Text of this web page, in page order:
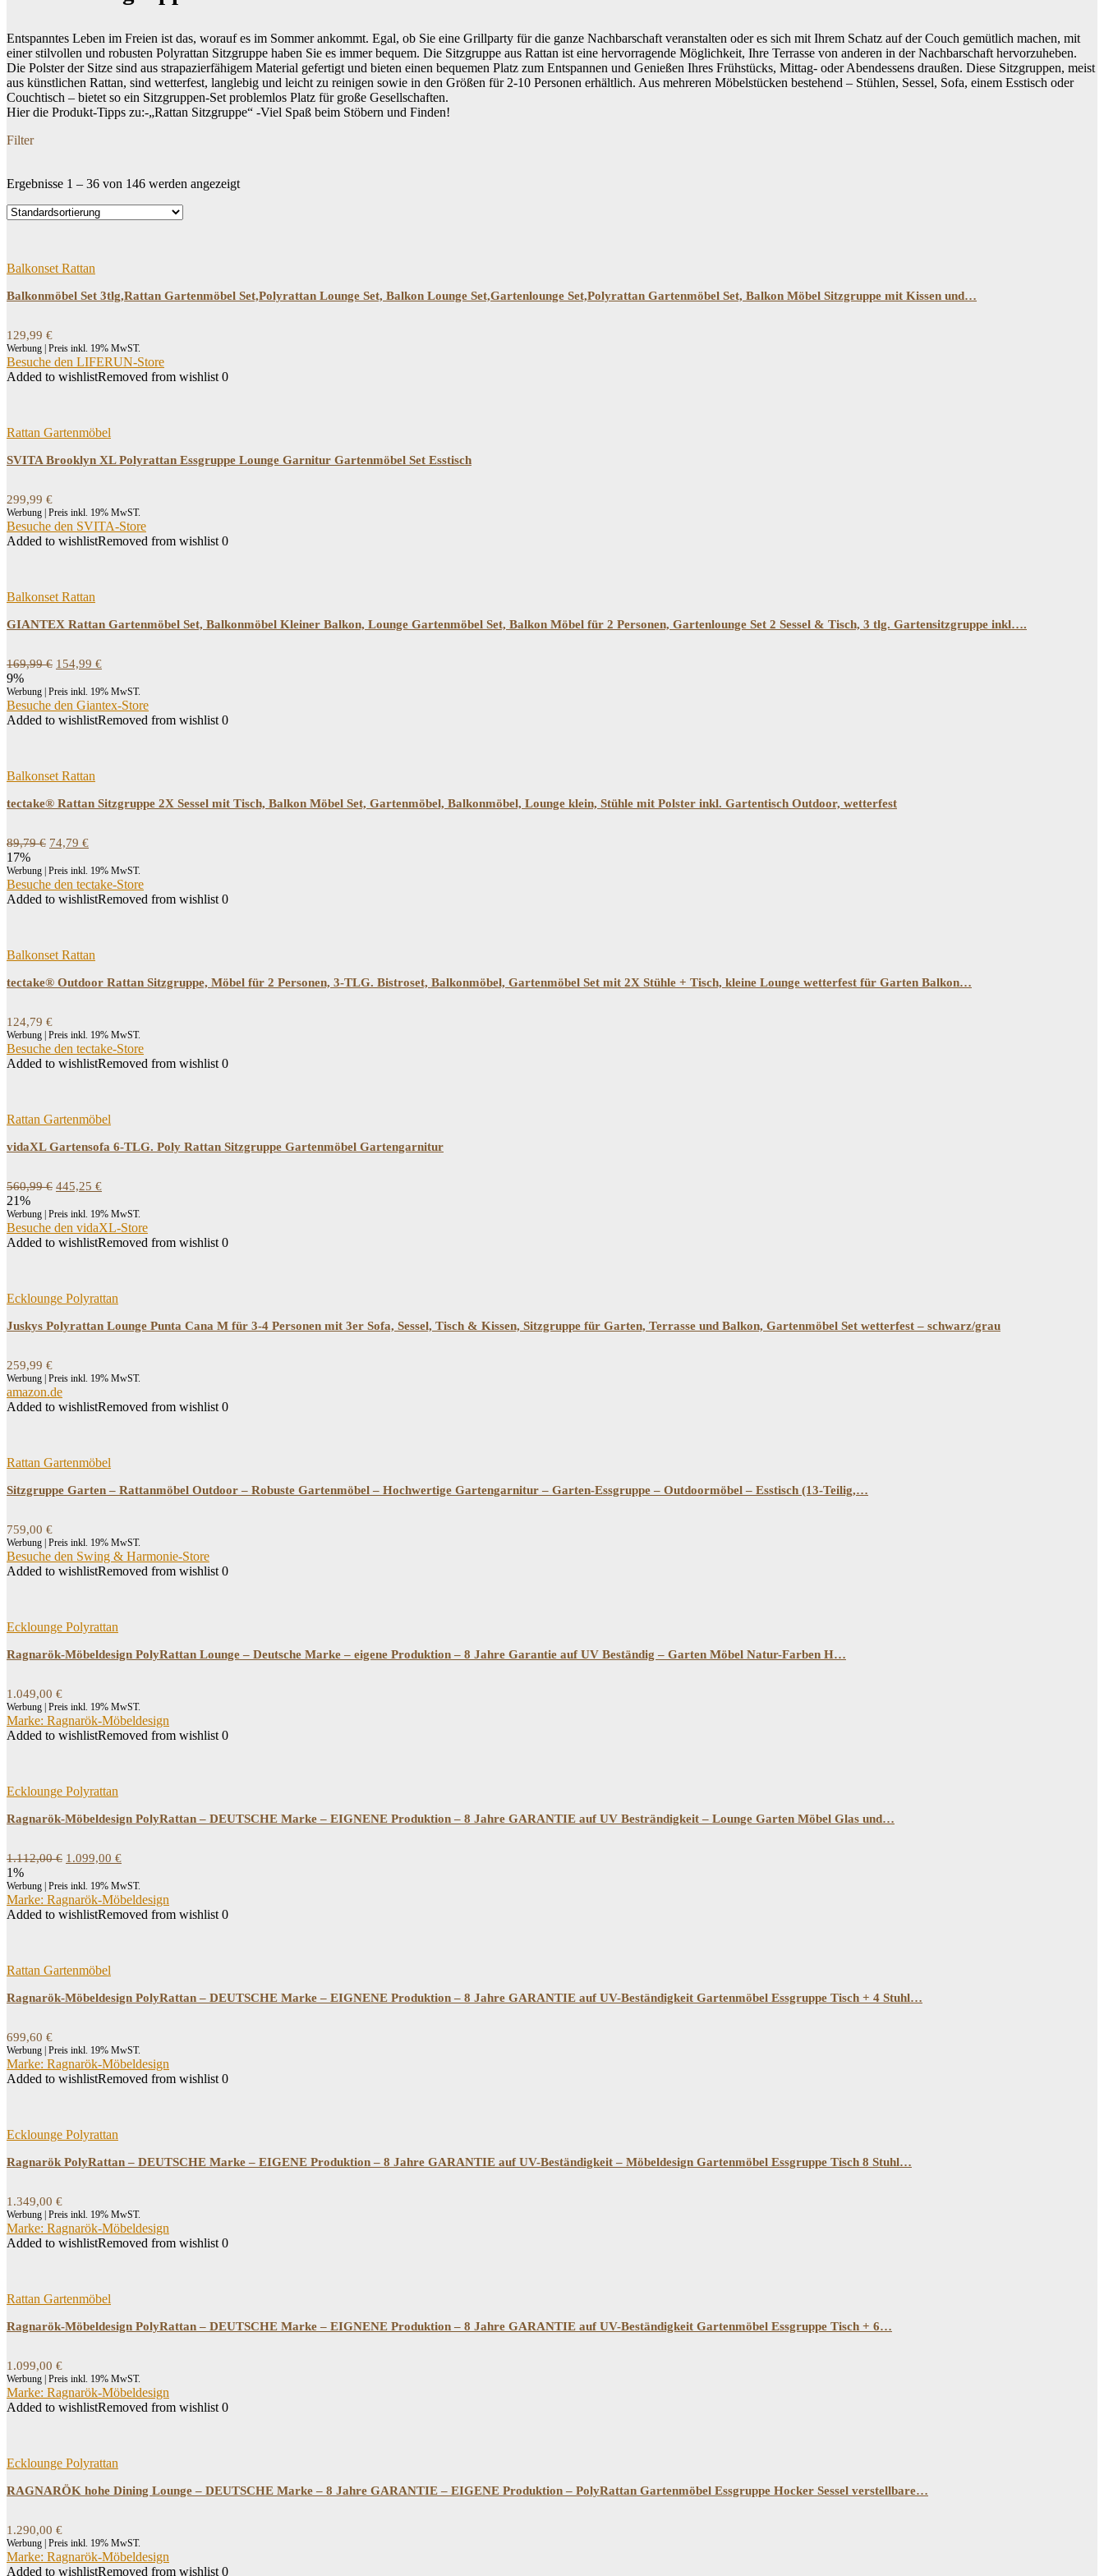
Entspanntes Leben im Freien ist das, worauf es im Sommer ankommt. Egal, ob Sie eine Grillparty für die ganze Nachbarschaft veranstalten oder es sich mit Ihrem Schatz auf der Couch gemütlich machen, mit
einer stilvollen und robusten Polyrattan Sitzgruppe haben Sie es immer bequem. Die Sitzgruppe aus Rattan ist eine hervorragende Möglichkeit, Ihre Terrasse von anderen in der Nachbarschaft hervorzuheben.
Die Polster der Sitze sind aus strapazierfähigem Material gefertigt und bieten einen bequemen Platz zum Entspannen und Genießen Ihres Frühstücks, Mittag- oder Abendessens draußen. Diese Sitzgruppen, meist
aus künstlichen Rattan, sind wetterfest, langlebig und leicht zu reinigen sowie in den Größen für 2-10 Personen erhältlich. Aus mehreren Möbelstücken bestehend – Stühlen, Sessel, Sofa, einem Esstisch oder
Couchtisch – bietet so ein Sitzgruppen-Set problemlos Platz für große Gesellschaften.
Hier die Produkt-Tipps zu:-„Rattan Sitzgruppe“ -Viel Spaß beim Stöbern und Finden!
Filter
Dein Budget
Price filter
Ergebnisse 1 – 36 von 146 werden angezeigt
Balkonset Rattan
Balkonmöbel Set 3tlg,Rattan Gartenmöbel Set,Polyrattan Lounge Set, Balkon Lounge Set,Gartenlounge Set,Polyrattan Gartenmöbel Set, Balkon Möbel Sitzgruppe mit Kissen und…
129,99 €
Werbung | Preis inkl. 19% MwST.
Besuche den LIFERUN-Store
Added to wishlistRemoved from wishlist 0
Rattan Gartenmöbel
SVITA Brooklyn XL Polyrattan Essgruppe Lounge Garnitur Gartenmöbel Set Esstisch
299,99 €
Werbung | Preis inkl. 19% MwST.
Besuche den SVITA-Store
Added to wishlistRemoved from wishlist 0
Balkonset Rattan
GIANTEX Rattan Gartenmöbel Set, Balkonmöbel Kleiner Balkon, Lounge Gartenmöbel Set, Balkon Möbel für 2 Personen, Gartenlounge Set 2 Sessel & Tisch, 3 tlg. Gartensitzgruppe inkl….
169,99€ Ursprünglicher
war:
169,99 €
154,99 €
ist:
154,99 €.
9%
Werbung | Preis inkl. 19% MwST.
Besuche den Giantex-Store
Added to wishlistRemoved from wishlist 0
Balkonset Rattan
tectake® Rattan Sitzgruppe 2X Sessel mit Tisch, Balkon Möbel Set, Gartenmöbel, Balkonmöbel, Lounge klein, Stühle mit Polster inkl. Gartentisch Outdoor, wetterfest
89,79€ Ursprünglicher
war:
89,79 €
74,79 €
ist:
74,79 €.
17%
Werbung | Preis inkl. 19% MwST.
Besuche den tectake-Store
Added to wishlistRemoved from wishlist 0
Balkonset Rattan
tectake® Outdoor Rattan Sitzgruppe, Möbel für 2 Personen, 3-TLG. Bistroset, Balkonmöbel, Gartenmöbel Set mit 2X Stühle + Tisch, kleine Lounge wetterfest für Garten Balkon…
124,79 €
Werbung | Preis inkl. 19% MwST.
Besuche den tectake-Store
Added to wishlistRemoved from wishlist 0
Rattan Gartenmöbel
vidaXL Gartensofa 6-TLG. Poly Rattan Sitzgruppe Gartenmöbel Gartengarnitur
560,99€ Ursprünglicher
war:
560,99 €
445,25 €
ist:
445,25 €.
21%
Werbung | Preis inkl. 19% MwST.
Besuche den vidaXL-Store
Added to wishlistRemoved from wishlist 0
Ecklounge Polyrattan
Juskys Polyrattan Lounge Punta Cana M für 3-4 Personen mit 3er Sofa, Sessel, Tisch & Kissen, Sitzgruppe für Garten, Terrasse und Balkon, Gartenmöbel Set wetterfest – schwarz/grau
259,99 €
Werbung | Preis inkl. 19% MwST.
amazon.de
Added to wishlistRemoved from wishlist 0
Rattan Gartenmöbel
Sitzgruppe Garten – Rattanmöbel Outdoor – Robuste Gartenmöbel – Hochwertige Gartengarnitur – Garten-Essgruppe – Outdoormöbel – Esstisch (13-Teilig,…
759,00 €
Werbung | Preis inkl. 19% MwST.
Besuche den Swing & Harmonie-Store
Added to wishlistRemoved from wishlist 0
Ecklounge Polyrattan
Ragnarök-Möbeldesign PolyRattan Lounge – Deutsche Marke – eigene Produktion – 8 Jahre Garantie auf UV Beständig – Garten Möbel Natur-Farben H…
1.049,00 €
Werbung | Preis inkl. 19% MwST.
Marke: Ragnarök-Möbeldesign
Added to wishlistRemoved from wishlist 0
Ecklounge Polyrattan
Ragnarök-Möbeldesign PolyRattan – DEUTSCHE Marke – EIGNENE Produktion – 8 Jahre GARANTIE auf UV Besträndigkeit – Lounge Garten Möbel Glas und…
1.112,00€ Ursprünglicher
war:
1.112,00 €
1.099,00 €
ist:
1.099,00 €.
1%
Werbung | Preis inkl. 19% MwST.
Marke: Ragnarök-Möbeldesign
Added to wishlistRemoved from wishlist 0
Rattan Gartenmöbel
Ragnarök-Möbeldesign PolyRattan – DEUTSCHE Marke – EIGNENE Produktion – 8 Jahre GARANTIE auf UV-Beständigkeit Gartenmöbel Essgruppe Tisch + 4 Stuhl…
699,60 €
Werbung | Preis inkl. 19% MwST.
Marke: Ragnarök-Möbeldesign
Added to wishlistRemoved from wishlist 0
Ecklounge Polyrattan
Ragnarök PolyRattan – DEUTSCHE Marke – EIGENE Produktion – 8 Jahre GARANTIE auf UV-Beständigkeit – Möbeldesign Gartenmöbel Essgruppe Tisch 8 Stuhl…
1.349,00 €
Werbung | Preis inkl. 19% MwST.
Marke: Ragnarök-Möbeldesign
Added to wishlistRemoved from wishlist 0
Rattan Gartenmöbel
Ragnarök-Möbeldesign PolyRattan – DEUTSCHE Marke – EIGNENE Produktion – 8 Jahre GARANTIE auf UV-Beständigkeit Gartenmöbel Essgruppe Tisch + 6…
1.099,00 €
Werbung | Preis inkl. 19% MwST.
Marke: Ragnarök-Möbeldesign
Added to wishlistRemoved from wishlist 0
Ecklounge Polyrattan
RAGNARÖK hohe Dining Lounge – DEUTSCHE Marke – 8 Jahre GARANTIE – EIGENE Produktion – PolyRattan Gartenmöbel Essgruppe Hocker Sessel verstellbare…
1.290,00 €
Werbung | Preis inkl. 19% MwST.
Marke: Ragnarök-Möbeldesign
Added to wishlistRemoved from wishlist 0